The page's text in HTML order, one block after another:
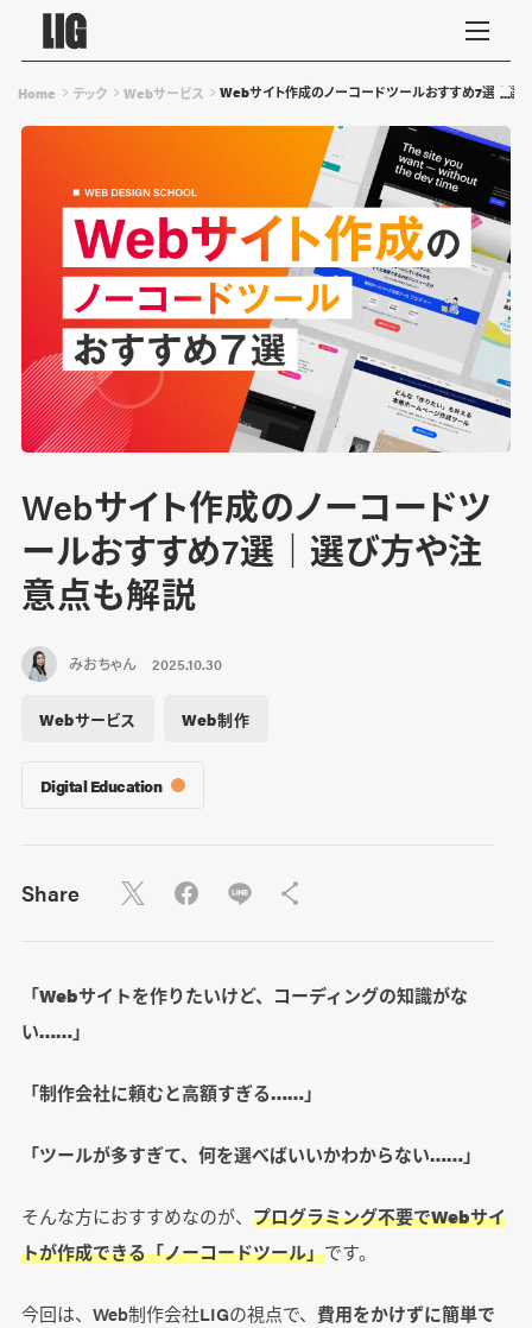
Home テック Webサービス Webサイト作成のノーコードツールおすすめ7選｜選
Webサイト作成のノーコードツ
ールおすすめ7選｜選び方や注
意点も解説
みおちゃん 2025.10.30
Webサービス Web制作
Digital Education
Share
「Webサイトを作りたいけど、コーディングの知識がな
い……」
「制作会社に頼むと高額すぎる……」
「ツールが多すぎて、何を選べばいいかわからない……」
そんな方におすすめなのが、 プログラミング不要でWebサイ
トが作成できる「ノーコードツール」です。
今回は、Web制作会社LIGの視点で、 費用をかけずに簡単で